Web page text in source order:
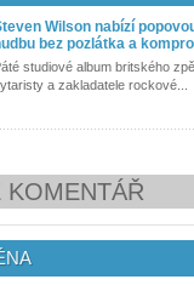
Wilson nabízí
bez pozlátka a
studiové album britského
a zakladatele rockové...
KOMENTÁŘ